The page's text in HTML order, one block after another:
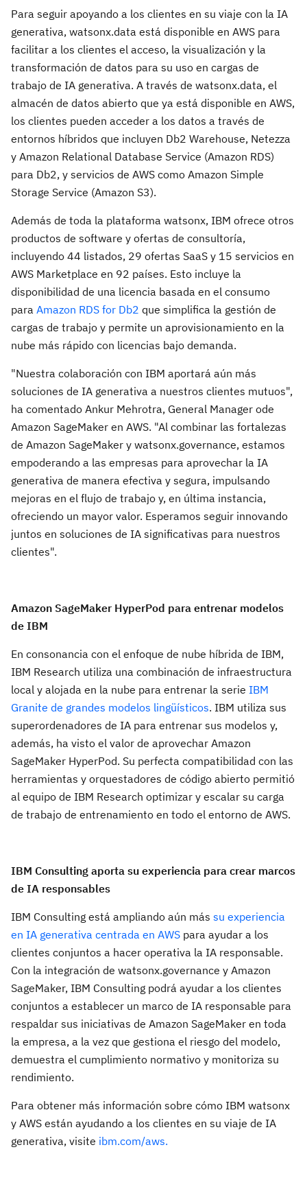
Para seguir apoyando a los clientes en su viaje con la IA
generativa, watsonx.data está disponible en AWS para
facilitar a los clientes el acceso, la visualización y la
transformación de datos para su uso en cargas de
trabajo de IA generativa. A través de watsonx.data, el
almacén de datos abierto que ya está disponible en AWS,
los clientes pueden acceder a los datos a través de
entornos híbridos que incluyen Db2 Warehouse, Netezza
y Amazon Relational Database Service (Amazon RDS)
para Db2, y servicios de AWS como Amazon Simple
Storage Service (Amazon S3).
Además de toda la plataforma watsonx, IBM ofrece otros
productos de software y ofertas de consultoría,
incluyendo 44 listados, 29 ofertas SaaS y 15 servicios en
AWS Marketplace en 92 países. Esto incluye la
disponibilidad de una licencia basada en el consumo
para Amazon RDS for Db2 que simplifica la gestión de
cargas de trabajo y permite un aprovisionamiento en la
nube más rápido con licencias bajo demanda.
"Nuestra colaboración con IBM aportará aún más
soluciones de IA generativa a nuestros clientes mutuos",
ha comentado Ankur Mehrotra, General Manager ode
Amazon SageMaker en AWS. "Al combinar las fortalezas
de Amazon SageMaker y watsonx.governance, estamos
empoderando a las empresas para aprovechar la IA
generativa de manera efectiva y segura, impulsando
mejoras en el flujo de trabajo y, en última instancia,
ofreciendo un mayor valor. Esperamos seguir innovando
juntos en soluciones de IA significativas para nuestros
clientes".
Amazon SageMaker HyperPod para entrenar modelos
de IBM
En consonancia con el enfoque de nube híbrida de IBM,
IBM Research utiliza una combinación de infraestructura
local y alojada en la nube para entrenar la serie IBM
Granite de grandes modelos lingüísticos. IBM utiliza sus
superordenadores de IA para entrenar sus modelos y,
además, ha visto el valor de aprovechar Amazon
SageMaker HyperPod. Su perfecta compatibilidad con las
herramientas y orquestadores de código abierto permitió
al equipo de IBM Research optimizar y escalar su carga
de trabajo de entrenamiento en todo el entorno de AWS.
IBM Consulting aporta su experiencia para crear marcos
de IA responsables
IBM Consulting está ampliando aún más su experiencia
en IA generativa centrada en AWS para ayudar a los
clientes conjuntos a hacer operativa la IA responsable.
Con la integración de watsonx.governance y Amazon
SageMaker, IBM Consulting podrá ayudar a los clientes
conjuntos a establecer un marco de IA responsable para
respaldar sus iniciativas de Amazon SageMaker en toda
la empresa, a la vez que gestiona el riesgo del modelo,
demuestra el cumplimiento normativo y monitoriza su
rendimiento.
Para obtener más información sobre cómo IBM watsonx
y AWS están ayudando a los clientes en su viaje de IA
generativa, visite ibm.com/aws.